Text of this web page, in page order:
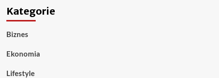
Kategorie
Biznes
Ekonomia
Lifestyle